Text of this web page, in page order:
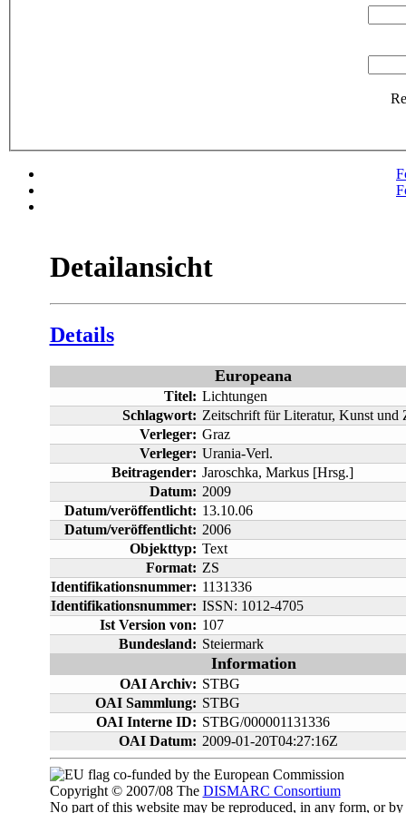
Detailansicht
Details
Europeana
Titel: Lichtungen
Schlagwort: Zeitschrift für Literatur, Kunst und
Verleger: Graz
Verleger: Urania-Verl.
Beitragender: Jaroschka, Markus [Hrsg.]
Datum: 2009
Datum/veröffentlicht: 13.10.06
Datum/veröffentlicht: 2006
Objekttyp: Text
Format: ZS
Identifikationsnummer: 1131336
Identifikationsnummer: ISSN: 1012-4705
Ist Version von: 107
Bundesland: Steiermark
Information
OAI Archiv: STBG
OAI Sammlung: STBG
OAI Interne ID: STBG/000001131336
OAI Datum: 2009-01-20T04:27:16Z
co-funded by the European Commission
Copyright © 2007/08 The DISMARC Consortium
No part of this website may be reproduced, in any form, or